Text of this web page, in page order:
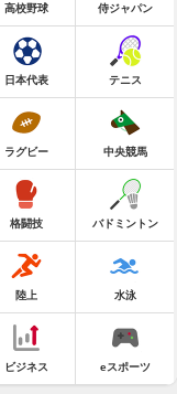
高校野球 侍ジャパン
日本代表 テニス
ラグビー 中央競馬
格闘技 バドミントン
陸上 水泳
ビジネス eスポーツ